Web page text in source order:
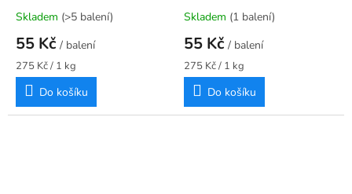
Skladem (>5 balení)
55 Kč / balení
Měrná
cena:
275 Kč / 1 kg
Do košíku
Skladem (1 balení)
55 Kč / balení
Měrná
cena:
275 Kč / 1 kg
Do košíku